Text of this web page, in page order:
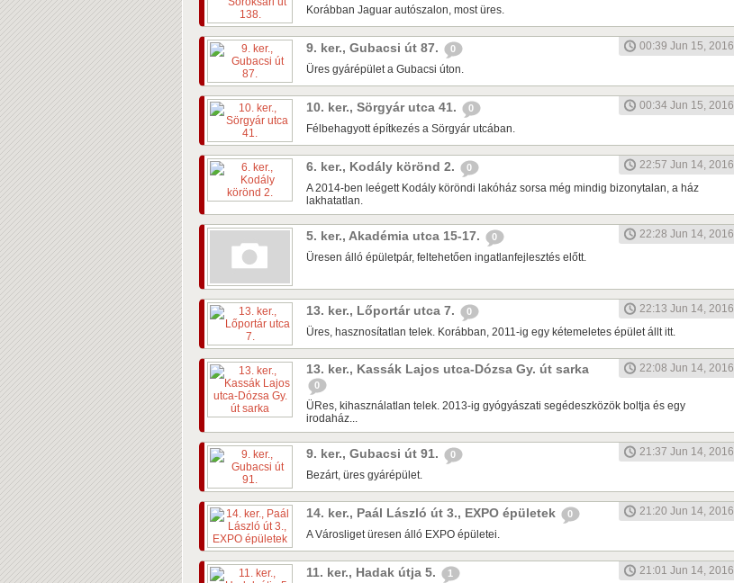
Korábban Jaguar autószalon, most üres.
9. ker., Gubacsi út 87. 0
00:39 Jun 15, 2016
Üres gyárépület a Gubacsi úton.
10. ker., Sörgyár utca 41. 0
00:34 Jun 15, 2016
Félbehagyott építkezés a Sörgyár utcában.
6. ker., Kodály körönd 2. 0
22:57 Jun 14, 2016
A 2014-ben leégett Kodály köröndi lakóház sorsa még mindig bizonytalan, a ház
lakhatatlan.
5. ker., Akadémia utca 15-17. 0
22:28 Jun 14, 2016
Üresen álló épületpár, feltehetően ingatlanfejlesztés előtt.
13. ker., Lőportár utca 7. 0
22:13 Jun 14, 2016
Üres, hasznosítatlan telek. Korábban, 2011-ig egy kétemeletes épület állt itt.
13. ker., Kassák Lajos utca-Dózsa Gy. út sarka
0
22:08 Jun 14, 2016
ÜRes, kihasználatlan telek. 2013-ig gyógyászati segédeszközök boltja és egy
irodaház...
9. ker., Gubacsi út 91. 0
21:37 Jun 14, 2016
Bezárt, üres gyárépület.
14. ker., Paál László út 3., EXPO épületek 0
21:20 Jun 14, 2016
A Városliget üresen álló EXPO épületei.
11. ker., Hadak útja 5. 1
21:01 Jun 14, 2016